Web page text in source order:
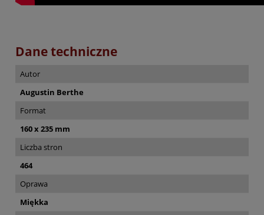
Dane techniczne
Autor
Augustin Berthe
Format
160 x 235 mm
Liczba stron
464
Oprawa
Miękka